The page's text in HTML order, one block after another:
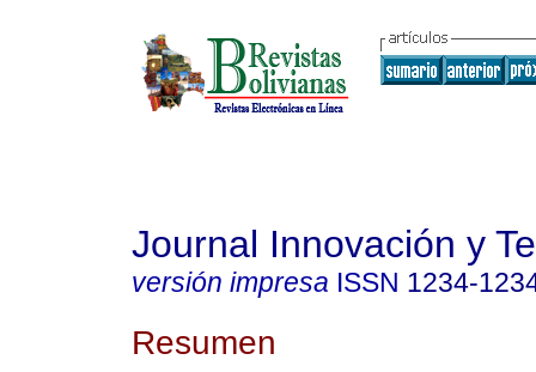
Journal Innovación y
versión impresa ISSN 1234-
Resumen